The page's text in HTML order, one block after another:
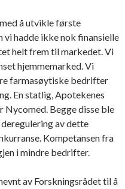
å utvikle første
vi hadde ikke nok finansielle
helt frem til markedet. Vi
hjemmemarked. Vi
farmasøytiske bedrifter
En statlig, Apotekenes
Nycomed. Begge disse ble
av dette
Kompetansen fra
i mindre bedrifter.
av Forskningsrådet til å